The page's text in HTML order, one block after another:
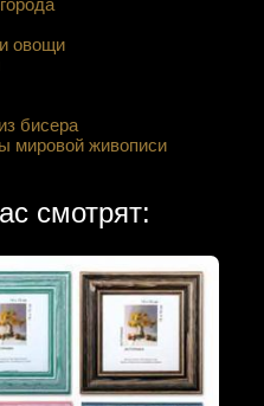
овощи
бисера
мировой живописи
смотрят: